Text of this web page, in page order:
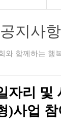
공지사항
와 함께하는 행
자리 및
)사업 참